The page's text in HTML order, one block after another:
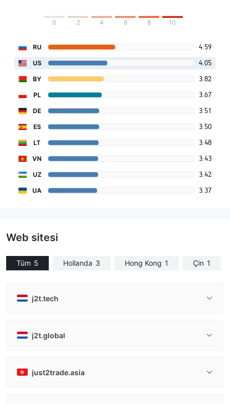
0 2 4 6 8 10
RU 4.59
US 4.05
BY 3.82
PL 3.67
DE 3.51
ES 3.50
LT 3.48
VN 3.43
UZ 3.42
UA 3.37
Web sitesi
Tüm 5 Hollanda 3 Hong Kong 1 Çin 1
j2t.tech
j2t.global
just2trade.asia